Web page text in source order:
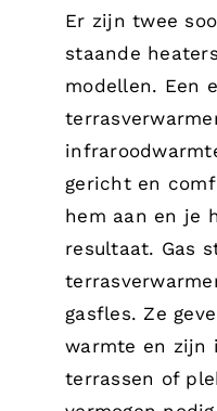
Er zijn twee
staande
modellen. Een
gericht en
hem aan en je
resultaat. Gas
gasfles. Ze
warmte en zijn
terrassen of